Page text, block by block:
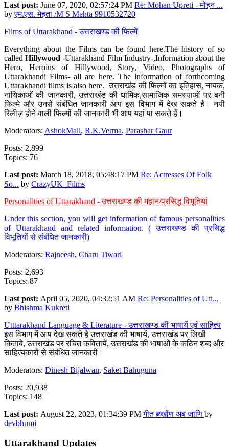
Last post: June 07, 2020, 02:57:24 PM Re: Mohan Upreti - मोहन ...
byएम.एस. मेहता /M S Mehta 9910532720
Films of Uttarakhand - उत्तराखण्ड की फिल्में
Everything about the Films can be found here.The history of so
calledHillywood-Uttarakhand Film Industry-,Information about the
Hero, Heroins of Hillywood, Story, Video, Photographs of
Uttarakhandi Films- all are here. The information of forthcoming
Uttarakhandi films is also here. उत्तराखंड की फिल्मों का इतिहास, नायक,
नायिकाओं की जानकारी, उत्तराखंड की धार्मिक,सामाजिक समस्याओं पर बनी
फिल्मे और उनसे संबंधित जानकारी आप इस विभाग में देख सकते है। नयी
रिलीज़ होने वाली फिल्मों की जानकारी भी आप यहां पा सकते हैं।
Moderators: AshokMall, R.K.Verma, Parashar Gaur
Posts: 2,899
Topics: 76
Last post: March 18, 2018, 05:48:17 PM Re: Actresses Of Folk
So... by CrazyUK_Films
Personalities of Uttarakhand - उत्तराखण्ड की महान/प्रसिद्ध विभूतियां
Under this section, you will get information of famous personalities
of Uttarakhand and related information. ( उत्तराखण्ड की प्रसिद्ध
विभूतियों से संबंधित जानकारी)
Moderators: Rajneesh, Charu Tiwari
Posts: 2,693
Topics: 87
Last post: April 05, 2020, 04:32:51 AM Re: Personalities of Utt...
by Bhishma Kukreti
Utttarakhand Language & Literature - उत्तराखण्ड की भाषायें एवं साहित्य
इस विभाग में आप देख सकते है उत्तराखंड की भाषायें, उत्तराखंड पर लिखी
किताबे, उत्तराखंड पर रचित कवितायें, उत्तराखंड की भाषाओं के कठिन शब्द और
साहित्यकारों से संबंधित जानकारी।
Moderators: Dinesh Bijalwan, Saket Bahuguna
Posts: 20,938
Topics: 148
Last post: August 22, 2023, 01:34:39 PMगीत ब्य्खोंण अब जाणि by
devbhumi
Uttarakhand Updates